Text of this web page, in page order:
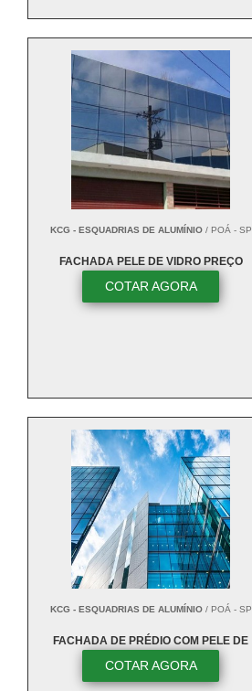
KCG - ESQUADRIAS DE ALUMÍNIO/ POÁ - SP
FACHADA PELE DE VIDRO PREÇO
COTAR AGORA
KCG - ESQUADRIAS DE ALUMÍNIO/ POÁ - SP
FACHADA DE PRÉDIO COM PELE DE
VIDRO
COTAR AGORA